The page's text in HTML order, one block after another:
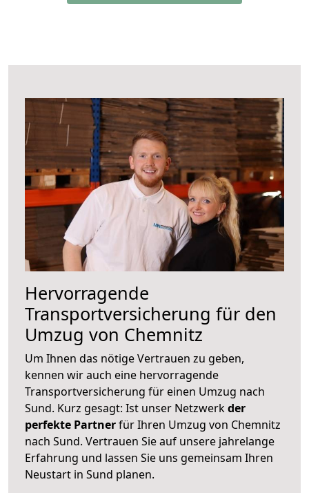
Hervorragende
Transportversicherung für den
Umzug von Chemnitz
Um Ihnen das nötige Vertrauen zu geben,
kennen wir auch eine hervorragende
Transportversicherung für einen Umzug nach
Sund. Kurz gesagt: Ist unser Netzwerkder
perfekte Partnerfür Ihren Umzug von Chemnitz
nach Sund. Vertrauen Sie auf unsere jahrelange
Erfahrung und lassen Sie uns gemeinsam Ihren
Neustart in Sund planen.